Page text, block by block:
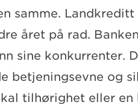
samme.
året på rad.
sine konkurrenter.
og
tilhørighet eller